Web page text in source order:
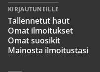
KIRJAUTUNEILLE
Tallennetut haut
Omat ilmoitukset
Omat suosikit
Mainosta ilmoitustasi